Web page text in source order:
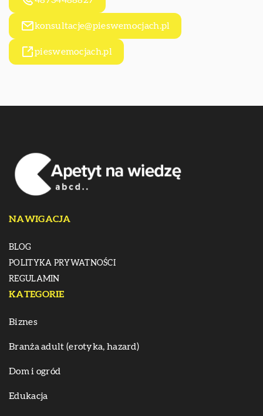
konsultacje@pieswemocjach.pl
pieswemocjach.pl
NAWIGACJA
BLOG
POLITYKA PRYWATNOŚCI
REGULAMIN
KATEGORIE
Biznes
Branża adult (erotyka, hazard)
Dom i ogród
Edukacja